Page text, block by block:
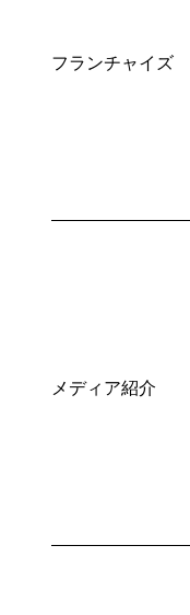
フランチャイズ
メディア紹介